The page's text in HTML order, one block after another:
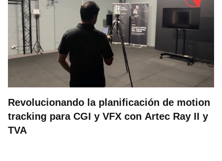
Revolucionando la planificación de motion
tracking para CGI y VFX con Artec Ray II y
TVA